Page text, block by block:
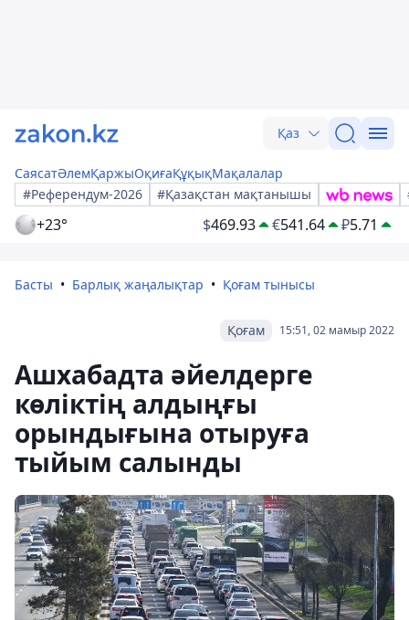
Қаз
СаясатӘлемҚаржыОқиғаҚұқықМақалалар
#Референдум-2026
#Қазақстан мақтанышы
+23° $469.93 €541.64 ₽5.71
Басты Барлық жаңалықтар Қоғам тынысы
15:51, 02 мамыр 2022
Қоғам
Ашхабадта әйелдерге
көліктің алдыңғы
орындығына отыруға
тыйым салынды